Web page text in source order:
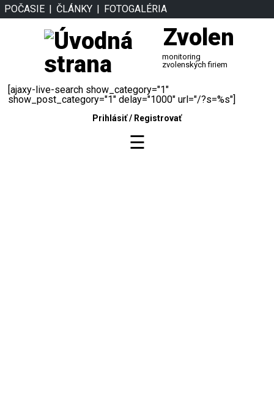
POČASIE ČLÁNKY FOTOGALÉRIA
Zvolen
monitoring
zvolenských firiem
[ajaxy-live-search show_category="1"
show_post_category="1" delay="1000" url="/?s=%s"]
Prihlásiť/ Registrovať
☰